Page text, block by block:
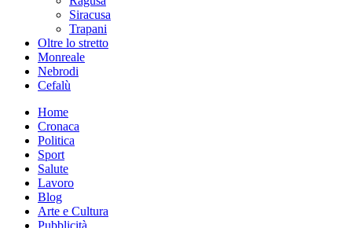
Siracusa
Trapani
Oltre lo stretto
Monreale
Nebrodi
Cefalù
Home
Cronaca
Politica
Sport
Salute
Lavoro
Blog
Arte e Cultura
Pubblicità